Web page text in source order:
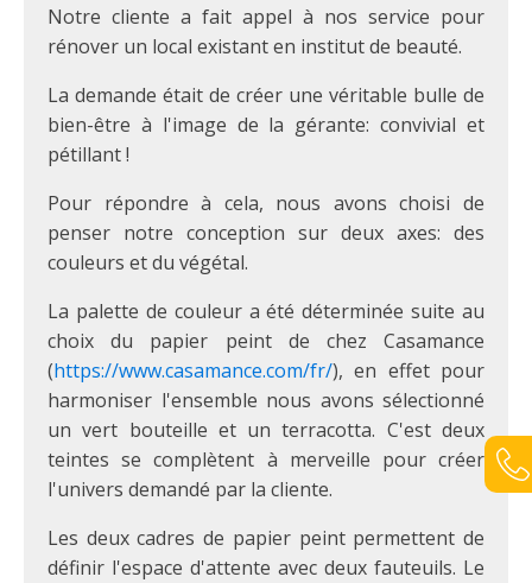
Notre cliente a fait appel à nos service pour
rénover un local existant en institut de beauté.
La demande était de créer une véritable bulle de
bien-être à l'image de la gérante: convivial et
pétillant !
Pour répondre à cela, nous avons choisi de
penser notre conception sur deux axes: des
couleurs et du végétal.
La palette de couleur a été déterminée suite au
choix du papier peint de chez Casamance
(https://www.casamance.com/fr/), en effet pour
harmoniser l'ensemble nous avons sélectionné
un vert bouteille et un terracotta. C'est deux
teintes se complètent à merveille pour créer
l'univers demandé par la cliente.
Les deux cadres de papier peint permettent de
définir l'espace d'attente avec deux fauteuils. Le